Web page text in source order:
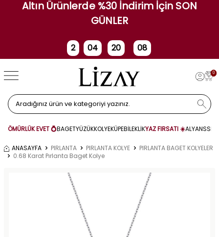
Altın Ürünlerde %30 İndirim İçin SON
GÜNLER
2
Gün
04
Saat
20 08
0
ÖMÜRLÜK EVET 💍BAGETYÜZÜKKOLYEKÜPEBİLEKLİKYAZ FIRSATI ☀️ALYANS
ANASAYFA PIRLANTA PIRLANTA KOLYE
PIRLANTA BAGET KOLYELER
0.68 Karat Pırlanta Baget Kolye